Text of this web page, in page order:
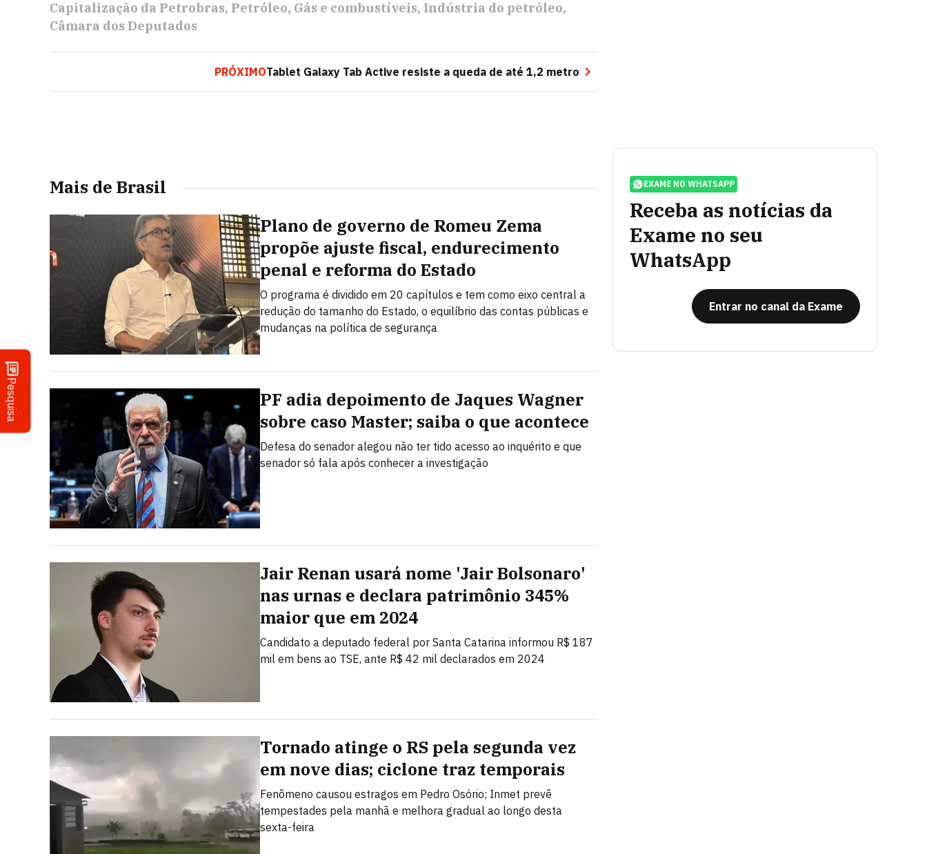
Pesquisa
Capitalização da Petrobras Petróleo Gás e combustíveis Indústria do petróleo
Câmara dos Deputados
PRÓXIMOTablet Galaxy Tab Active resiste a queda de até 1,2 metro
Mais de Brasil
Plano de governo de Romeu Zema
propõe ajuste fiscal, endurecimento
penal e reforma do Estado
O programa é dividido em 20 capítulos e tem como eixo central a
redução do tamanho do Estado, o equilíbrio das contas públicas e
mudanças na política de segurança
PF adia depoimento de Jaques Wagner
sobre caso Master; saiba o que acontece
Defesa do senador alegou não ter tido acesso ao inquérito e que
senador só fala após conhecer a investigação
Jair Renan usará nome 'Jair Bolsonaro'
nas urnas e declara patrimônio 345%
maior que em 2024
Candidato a deputado federal por Santa Catarina informou R$ 187
mil em bens ao TSE, ante R$ 42 mil declarados em 2024
Tornado atinge o RS pela segunda vez
em nove dias; ciclone traz temporais
Fenômeno causou estragos em Pedro Osório; Inmet prevê
tempestades pela manhã e melhora gradual ao longo desta
sexta-feira
EXAME NO WHATSAPP
Receba as notícias da
Exame no seu
WhatsApp
Entrar no canal da Exame